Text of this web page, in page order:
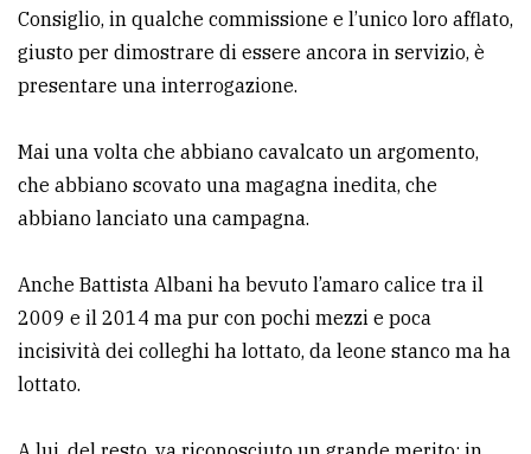
Consiglio, in qualche commissione e l’unico loro afflato,
giusto per dimostrare di essere ancora in servizio, è
presentare una interrogazione.
Mai una volta che abbiano cavalcato un argomento,
che abbiano scovato una magagna inedita, che
abbiano lanciato una campagna.
Anche Battista Albani ha bevuto l’amaro calice tra il
2009 e il 2014 ma pur con pochi mezzi e poca
incisività dei colleghi ha lottato, da leone stanco ma ha
lottato.